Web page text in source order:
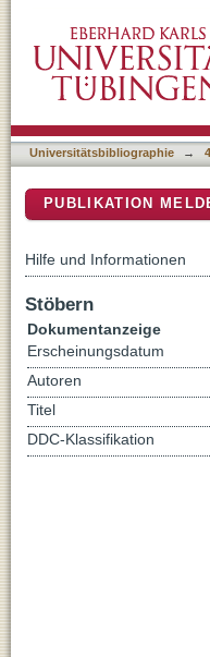
of host histones
Universitätsbibliographie →
PUBLIKATION
Hilfe und Informationen
Stöbern
Dokumentanzeige
Erscheinungsdatum
Autoren
Titel
DDC-Klassifikation